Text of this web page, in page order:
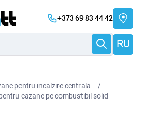
+373 69 83 44 42
RU
pentru incalzire centrala
cazane pe combustibil solid